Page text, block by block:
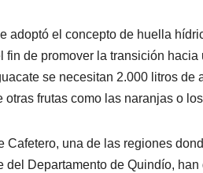
adoptó el concepto de huella
de promover la transición
se necesitan 2.000 litros de
frutas como las naranjas o
una de las regiones
Departamento de Quindío,